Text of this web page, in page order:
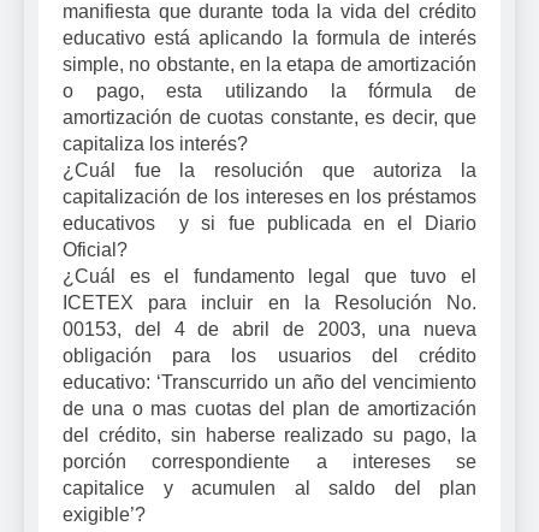
manifiesta que durante toda la vida del crédito
educativo está aplicando la formula de interés
simple, no obstante, en la etapa de amortización
o pago, esta utilizando la fórmula de
amortización de cuotas constante, es decir, que
capitaliza los interés?
¿Cuál fue la resolución que autoriza la
capitalización de los intereses en los préstamos
educativos y si fue publicada en el Diario
Oficial?
¿Cuál es el fundamento legal que tuvo el
ICETEX para incluir en la Resolución No.
00153, del 4 de abril de 2003, una nueva
obligación para los usuarios del crédito
educativo: ‘Transcurrido un año del vencimiento
de una o mas cuotas del plan de amortización
del crédito, sin haberse realizado su pago, la
porción correspondiente a intereses se
capitalice y acumulen al saldo del plan
exigible’?